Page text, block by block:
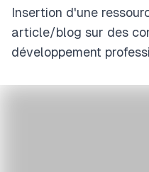
Insertion d'une
article/blog sur des
développement